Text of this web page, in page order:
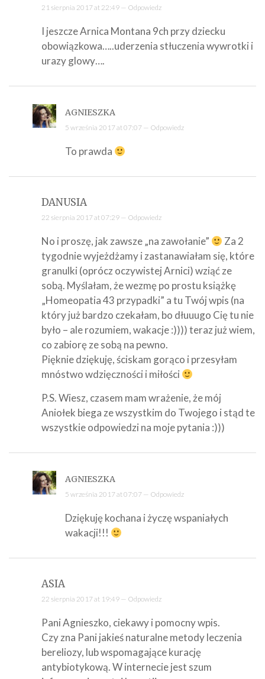
21 sierpnia 2017 at 22:49 — Odpowiedz
I jeszcze Arnica Montana 9ch przy dziecku
obowiązkowa…..uderzenia stłuczenia wywrotki i
urazy glowy….
AGNIESZKA
5 września 2017 at 07:07 — Odpowiedz
To prawda
DANUSIA
22 sierpnia 2017 at 07:29 — Odpowiedz
No i proszę, jak zawsze „na zawołanie”
Za 2
tygodnie wyjeżdżamy i zastanawiałam się, które
granulki (oprócz oczywistej Arnici) wziąć ze
sobą. Myślałam, że wezmę po prostu książkę
„Homeopatia 43 przypadki” a tu Twój wpis (na
który już bardzo czekałam, bo dłuuugo Cię tu nie
było – ale rozumiem, wakacje :)))) teraz już wiem,
co zabiorę ze sobą na pewno.
Pięknie dziękuję, ściskam gorąco i przesyłam
mnóstwo wdzięczności i miłości
P.S. Wiesz, czasem mam wrażenie, że mój
Aniołek biega ze wszystkim do Twojego i stąd te
wszystkie odpowiedzi na moje pytania :)))
AGNIESZKA
5 września 2017 at 07:07 — Odpowiedz
Dziękuję kochana i życzę wspaniałych
wakacji!!!
ASIA
22 sierpnia 2017 at 19:49 — Odpowiedz
Pani Agnieszko, ciekawy i pomocny wpis.
Czy zna Pani jakieś naturalne metody leczenia
bereliozy, lub wspomagające kurację
antybiotykową. W internecie jest szum